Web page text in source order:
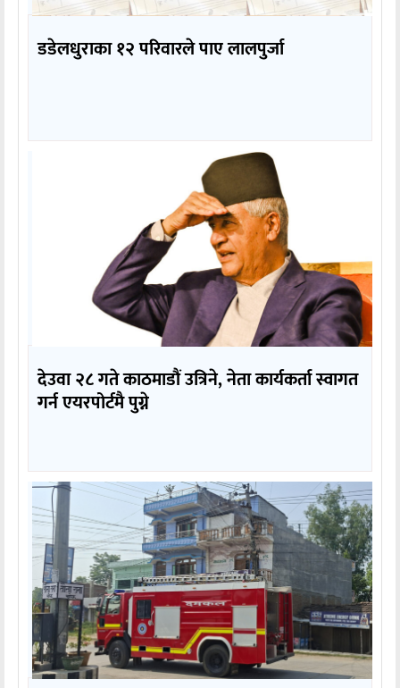
डडेलधुराका १२ परिवारले पाए लालपुर्जा
देउवा २८ गते काठमाडौं उत्रिने, नेता कार्यकर्ता स्वागत
गर्न एयरपोर्टमै पुग्ने